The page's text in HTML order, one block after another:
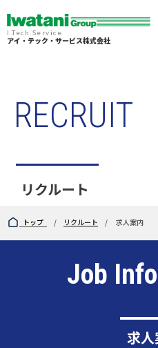
I.Tech.Service
アイ・テック・サービス株式会社
RECRUIT
リクルート
トップ / リクルート / 求人案内
Job
求